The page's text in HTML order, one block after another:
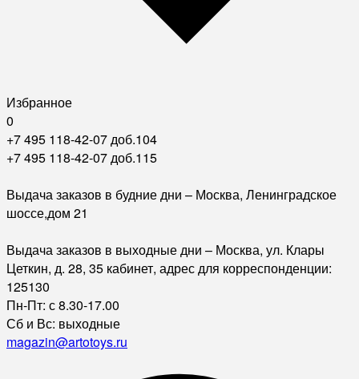
Избранное
0
+7 495 118-42-07 доб.104
+7 495 118-42-07 доб.115
Выдача заказов в будние дни – Москва, Ленинградское
шоссе,дом 21
Выдача заказов в выходные дни – Москва, ул. Клары
Цеткин, д. 28, 35 кабинет, адрес для корреспонденции:
125130
Пн-Пт: с 8.30-17.00
Сб и Вс: выходные
magazin@artotoys.ru